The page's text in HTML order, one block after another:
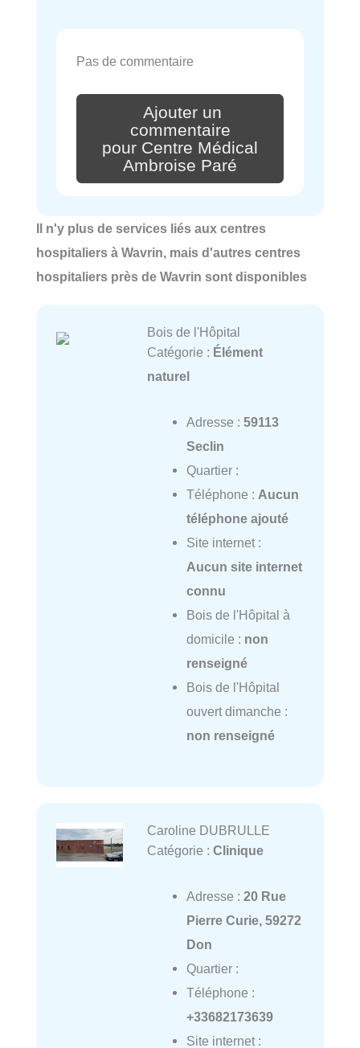
Pas de commentaire
Ajouter un
commentaire
pour Centre Médical
Ambroise Paré
Il n'y plus de services liés aux centres
hospitaliers à Wavrin, mais d'autres centres
hospitaliers près de Wavrin sont disponibles
Bois de l'Hôpital
Catégorie : Élément
naturel
Adresse : 59113
Seclin
Quartier :
Téléphone : Aucun
téléphone ajouté
Site internet :
Aucun site internet
connu
Bois de l'Hôpital à
domicile : non
renseigné
Bois de l'Hôpital
ouvert dimanche :
non renseigné
Caroline DUBRULLE
Catégorie : Clinique
Adresse : 20 Rue
Pierre Curie, 59272
Don
Quartier :
Téléphone :
+33682173639
Site internet :